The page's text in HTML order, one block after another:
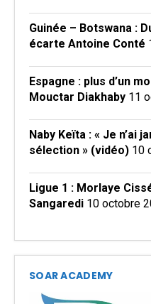
Guinée – Botswana :
écarte Antoine Conté
Espagne : plus d’un
Mouctar Diakhaby 11
Naby Keïta : « Je n’ai
sélection » (vidéo) 10
Ligue 1 : Morlaye
Sangaredi 10 octobre
SOAR ACADEMY